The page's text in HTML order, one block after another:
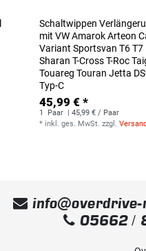
Schaltwippen
mit VW Amarok Arteon
Variant Sportsvan T6
Sharan T-Cross T-Roc
Touareg Touran Jetta
Typ-C
45,99 € *
1 Paar
| 45,99 € / Paar
* inkl. ges. MwSt. zzgl.
05662 /